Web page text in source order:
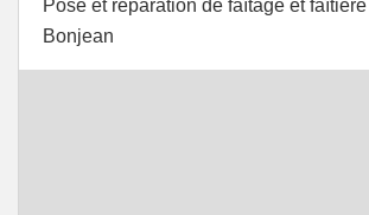
Pose et réparation de faîtage et
Bonjean